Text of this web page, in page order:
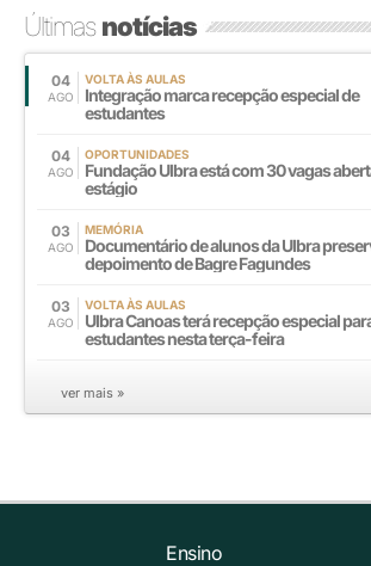
Últimasnotícias
04
AGO
VOLTA ÀS AULAS
Integração marca recepção especial de
estudantes
04
AGO
OPORTUNIDADES
Fundação Ulbra está com 30 vagas
estágio
03
AGO
MEMÓRIA
Documentário de alunos da Ulbra
depoimento de Bagre Fagundes
03
AGO
VOLTA ÀS AULAS
Ulbra Canoas terá recepção especial
estudantes nesta terça-feira
ver mais »
Ensino